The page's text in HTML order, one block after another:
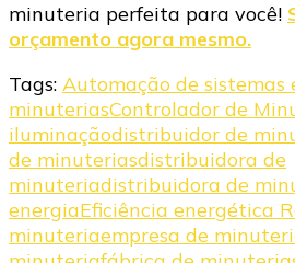
minuteria perfeita para você!
orçamento agora mesmo.
Tags: Automação de sistemas
minuteriasControlador de
iluminaçãodistribuidor de
de minuteriasdistribuidora de
minuteriadistribuidora de
energiaEficiência energética
minuteriaempresa de